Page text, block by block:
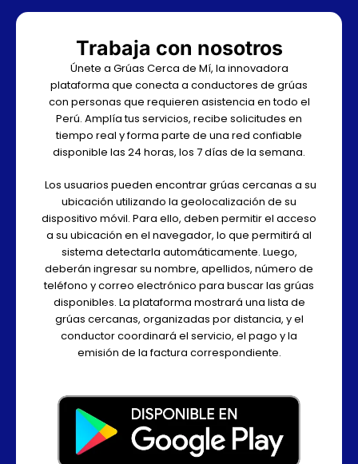
Trabaja con nosotros
Únete a Grúas Cerca de Mí, la innovadora
plataforma que conecta a conductores de grúas
con personas que requieren asistencia en todo el
Perú. Amplía tus servicios, recibe solicitudes en
tiempo real y forma parte de una red confiable
disponible las 24 horas, los 7 días de la semana.
Los usuarios pueden encontrar grúas cercanas a su
ubicación utilizando la geolocalización de su
dispositivo móvil. Para ello, deben permitir el acceso
a su ubicación en el navegador, lo que permitirá al
sistema detectarla automáticamente. Luego,
deberán ingresar su nombre, apellidos, número de
teléfono y correo electrónico para buscar las grúas
disponibles. La plataforma mostrará una lista de
grúas cercanas, organizadas por distancia, y el
conductor coordinará el servicio, el pago y la
emisión de la factura correspondiente.